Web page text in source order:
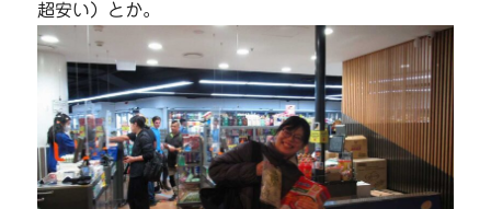
超安い）とか。